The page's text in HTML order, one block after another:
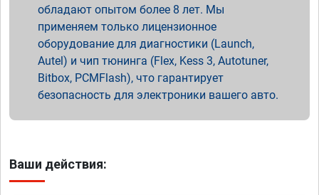
обладают опытом более 8 лет. Мы
применяем только лицензионное
оборудование для диагностики (Launch,
Autel) и чип тюнинга (Flex, Kess 3, Autotuner,
Bitbox, PCMFlash), что гарантирует
безопасность для электроники вашего авто.
Ваши действия: